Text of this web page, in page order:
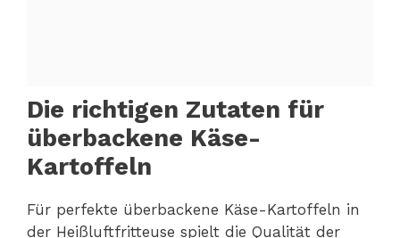
Die richtigen Zutaten für
überbackene Käse-
Kartoffeln
Für perfekte überbackene Käse-Kartoffeln in
der Heißluftfritteuse spielt die Qualität der